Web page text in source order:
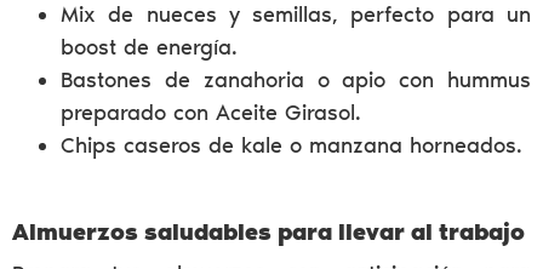
Mix de nueces y semillas, perfecto para un
boost de energía.
Bastones de zanahoria o apio con hummus
preparado con Aceite Girasol​.
Chips caseros de kale o manzana horneados.
Almuerzos saludables para llevar al trabajo